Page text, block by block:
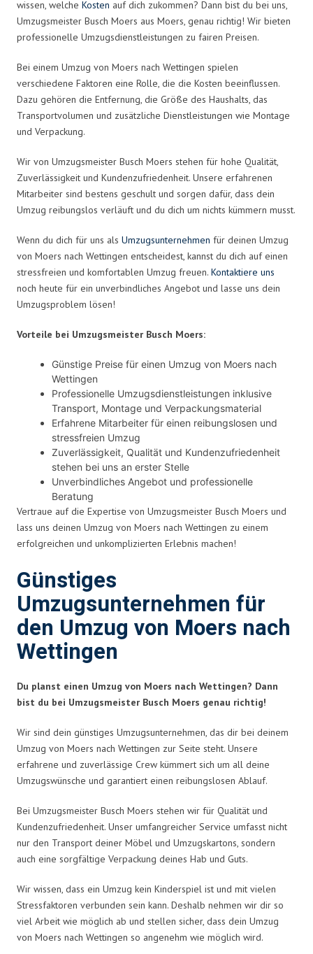
wissen, welche Kosten auf dich zukommen? Dann bist du bei uns,
Umzugsmeister Busch Moers aus Moers, genau richtig! Wir bieten
professionelle Umzugsdienstleistungen zu fairen Preisen.
Bei einem Umzug von Moers nach Wettingen spielen
verschiedene Faktoren eine Rolle, die die Kosten beeinflussen.
Dazu gehören die Entfernung, die Größe des Haushalts, das
Transportvolumen und zusätzliche Dienstleistungen wie Montage
und Verpackung.
Wir von Umzugsmeister Busch Moers stehen für hohe Qualität,
Zuverlässigkeit und Kundenzufriedenheit. Unsere erfahrenen
Mitarbeiter sind bestens geschult und sorgen dafür, dass dein
Umzug reibungslos verläuft und du dich um nichts kümmern musst.
Wenn du dich für uns als Umzugsunternehmen für deinen Umzug
von Moers nach Wettingen entscheidest, kannst du dich auf einen
stressfreien und komfortablen Umzug freuen. Kontaktiere uns
noch heute für ein unverbindliches Angebot und lasse uns dein
Umzugsproblem lösen!
Vorteile bei Umzugsmeister Busch Moers:
Günstige Preise für einen Umzug von Moers nach
Wettingen
Professionelle Umzugsdienstleistungen inklusive
Transport, Montage und Verpackungsmaterial
Erfahrene Mitarbeiter für einen reibungslosen und
stressfreien Umzug
Zuverlässigkeit, Qualität und Kundenzufriedenheit
stehen bei uns an erster Stelle
Unverbindliches Angebot und professionelle
Beratung
Vertraue auf die Expertise von Umzugsmeister Busch Moers und
lass uns deinen Umzug von Moers nach Wettingen zu einem
erfolgreichen und unkomplizierten Erlebnis machen!
Günstiges
Umzugsunternehmen für
den Umzug von Moers nach
Wettingen
Du planst einen Umzug von Moers nach Wettingen? Dann
bist du bei Umzugsmeister Busch Moers genau richtig!
Wir sind dein günstiges Umzugsunternehmen, das dir bei deinem
Umzug von Moers nach Wettingen zur Seite steht. Unsere
erfahrene und zuverlässige Crew kümmert sich um all deine
Umzugswünsche und garantiert einen reibungslosen Ablauf.
Bei Umzugsmeister Busch Moers stehen wir für Qualität und
Kundenzufriedenheit. Unser umfangreicher Service umfasst nicht
nur den Transport deiner Möbel und Umzugskartons, sondern
auch eine sorgfältige Verpackung deines Hab und Guts.
Wir wissen, dass ein Umzug kein Kinderspiel ist und mit vielen
Stressfaktoren verbunden sein kann. Deshalb nehmen wir dir so
viel Arbeit wie möglich ab und stellen sicher, dass dein Umzug
von Moers nach Wettingen so angenehm wie möglich wird.